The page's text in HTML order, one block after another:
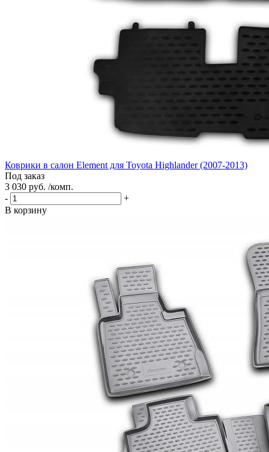
Коврики в салон Element для Toyota Highlander (2007-2013)
Под заказ
3 030 руб. /комп.
-
+
В корзину